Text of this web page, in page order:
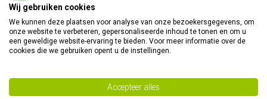
Wij gebruiken cookies
We kunnen deze plaatsen voor analyse van onze bezoekersgegevens, om
onze website te verbeteren, gepersonaliseerde inhoud te tonen en om u
een geweldige website-ervaring te bieden. Voor meer informatie over de
cookies die we gebruiken opent u de instellingen.
Accepteer alles